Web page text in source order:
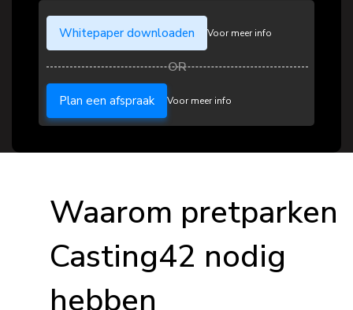
Whitepaper downloaden Voor meer info
Plan een afspraak Voor meer info
Waarom pretparken
Casting42 nodig
hebben